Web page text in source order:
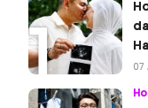
07